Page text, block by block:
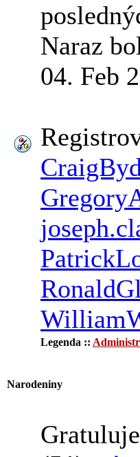
Naraz
04. Feb
Legenda ::
Narodeniny